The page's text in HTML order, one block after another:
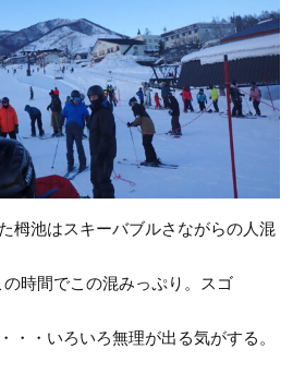
栂池はスキーバブルさながらの人混
時間でこの混みっぷり。スゴ
・・いろいろ無理が出る気がする。